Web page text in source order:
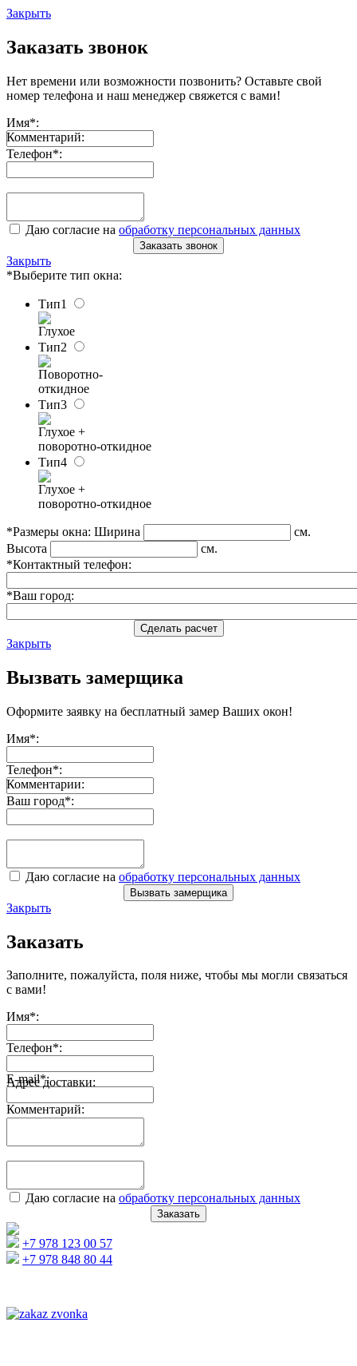
Закрыть
Заказать звонок
Нет времени или возможности позвонить? Оставьте свой
номер телефона и наш менеджер свяжется с вами!
Имя*:
Телефон*:
Комментарий:
Даю согласие на обработку персональных данных
Заказать звонок
Закрыть
*Выберите тип окна:
Тип1
Глухое
Тип2
Поворотно-
откидное
Тип3
Глухое +
поворотно-откидное
Тип4
Глухое +
поворотно-откидное
*Размеры окна: Ширина
см.
Высота
см.
*Контактный телефон:
*Ваш город:
Сделать расчет
Закрыть
Вызвать замерщика
Оформите заявку на бесплатный замер Ваших окон!
Имя*:
Телефон*:
Ваш город*:
Комментарии:
Даю согласие на обработку персональных данных
Вызвать замерщика
Закрыть
Заказать
Заполните, пожалуйста, поля ниже, чтобы мы могли связаться
с вами!
Имя*:
Телефон*:
E-mail*:
Адрес доставки:
Комментарий:
Даю согласие на обработку персональных данных
Заказать
+7 978 123 00 57
+7 978 848 80 44